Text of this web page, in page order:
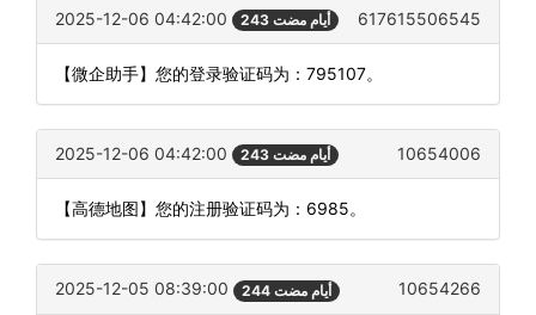
2025-12-06 04:42:00 243 أيام مضت 617615506545
【微企助手】您的登录验证码为：795107。
2025-12-06 04:42:00 243 أيام مضت 10654006
【高德地图】您的注册验证码为：6985。
2025-12-05 08:39:00 244 أيام مضت 10654266